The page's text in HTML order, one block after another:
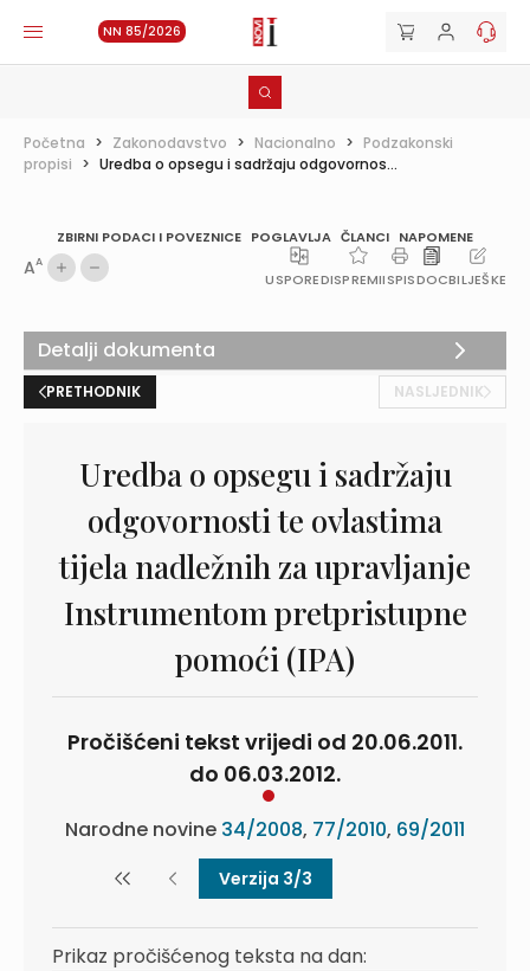
NN 85/2026
Početna > Zakonodavstvo > Nacionalno > Podzakonski
propisi > Uredba o opsegu i sadržaju odgovornos...
ZBIRNI PODACI I POVEZNICE POGLAVLJA ČLANCI NAPOMENE
AA
USPOREDISPREMIISPISDOCBILJEŠKE
PRETHODNIK NASLJEDNIK
Uredba o opsegu i sadržaju
odgovornosti te ovlastima
tijela nadležnih za upravljanje
Instrumentom pretpristupne
pomoći (IPA)
Pročišćeni tekst vrijedi od 20.06.2011.
do 06.03.2012.
Narodne novine 34/2008, 77/2010, 69/2011
Verzija 3/3
Prikaz pročišćenog teksta na dan:
Detalji dokumenta